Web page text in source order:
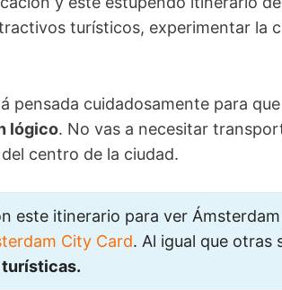
turísticos, experimentar la
pensada cuidadosamente para
lógico. No vas a necesitar
centro de la ciudad.
este itinerario para ver
City Card. Al igual que otras